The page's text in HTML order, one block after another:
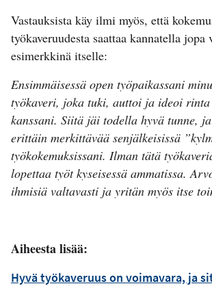
Vastauksista käy ilmi myös, että
työkaveruudesta saattaa kannatella
esimerkkinä itselle:
Ensimmäisessä open työpaikassani
työkaveri, joka tuki, auttoi ja ideoi
kanssani. Siitä jäi todella hyvä tunne,
erittäin merkittävää senjälkeisissä
työkokemuksissani. Ilman tätä
lopettaa työt kyseisessä ammatissa.
ihmisiä valtavasti ja yritän myös itse
Aiheesta lisää:
Hyvä työkaveruus on voimavara, ja